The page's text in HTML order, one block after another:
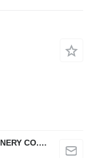
HEFEI DINGTAO CONSTRUCTION MACHINERY CO., LIMITED